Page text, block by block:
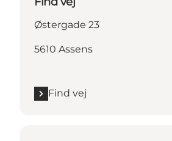
Østergade 23
5610 Assens
Find vej